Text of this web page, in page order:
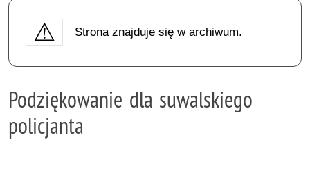
Strona znajduje się w archiwum.
Podziękowanie dla suwalskiego
policjanta